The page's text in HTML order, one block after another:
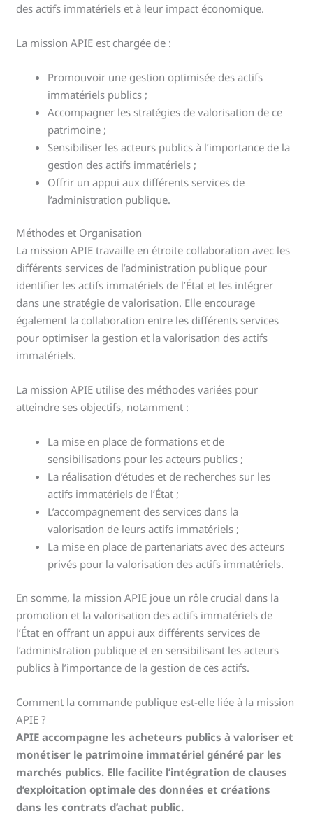
des actifs immatériels et à leur impact économique.
La mission APIE est chargée de :
Promouvoir une gestion optimisée des actifs
immatériels publics ;
Accompagner les stratégies de valorisation de ce
patrimoine ;
Sensibiliser les acteurs publics à l’importance de la
gestion des actifs immatériels ;
Offrir un appui aux différents services de
l’administration publique.
Méthodes et Organisation
La mission APIE travaille en étroite collaboration avec les
différents services de l’administration publique pour
identifier les actifs immatériels de l’État et les intégrer
dans une stratégie de valorisation. Elle encourage
également la collaboration entre les différents services
pour optimiser la gestion et la valorisation des actifs
immatériels.
La mission APIE utilise des méthodes variées pour
atteindre ses objectifs, notamment :
La mise en place de formations et de
sensibilisations pour les acteurs publics ;
La réalisation d’études et de recherches sur les
actifs immatériels de l’État ;
L’accompagnement des services dans la
valorisation de leurs actifs immatériels ;
La mise en place de partenariats avec des acteurs
privés pour la valorisation des actifs immatériels.
En somme, la mission APIE joue un rôle crucial dans la
promotion et la valorisation des actifs immatériels de
l’État en offrant un appui aux différents services de
l’administration publique et en sensibilisant les acteurs
publics à l’importance de la gestion de ces actifs.
Comment la commande publique est-elle liée à la mission
APIE ?
APIE accompagne les acheteurs publics à valoriser et
monétiser le patrimoine immatériel généré par les
marchés publics. Elle facilite l’intégration de clauses
d’exploitation optimale des données et créations
dans les contrats d’achat public.